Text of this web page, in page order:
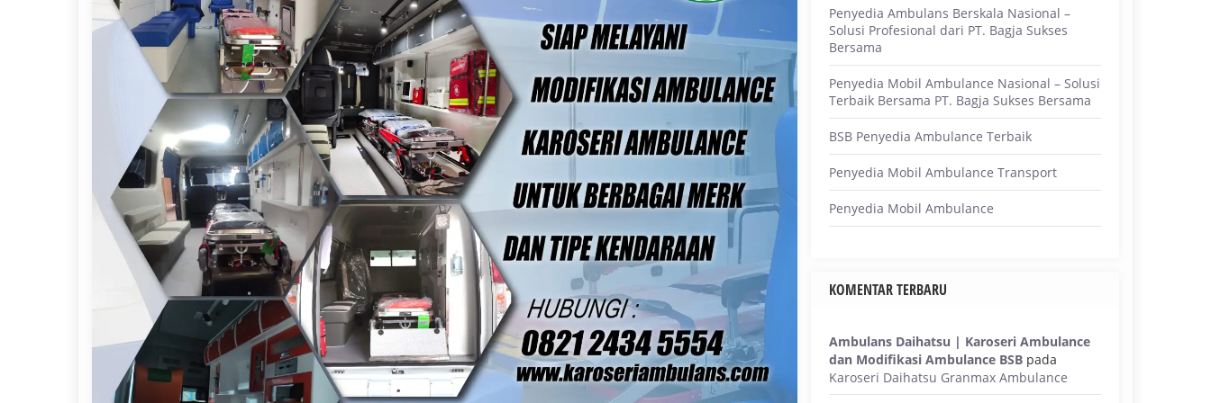
Penyedia Ambulans Berskala Nasional –
Solusi Profesional dari PT. Bagja Sukses
Bersama
Penyedia Mobil Ambulance Nasional – Solusi
Terbaik Bersama PT. Bagja Sukses Bersama
BSB Penyedia Ambulance Terbaik
Penyedia Mobil Ambulance Transport
Penyedia Mobil Ambulance
KOMENTAR TERBARU
Ambulans Daihatsu | Karoseri Ambulance
dan Modifikasi Ambulance BSB pada
Karoseri Daihatsu Granmax Ambulance